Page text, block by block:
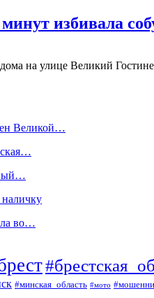
избивала
дома на улице Великий
Великой…
наличку
во…
#минская_область #мото